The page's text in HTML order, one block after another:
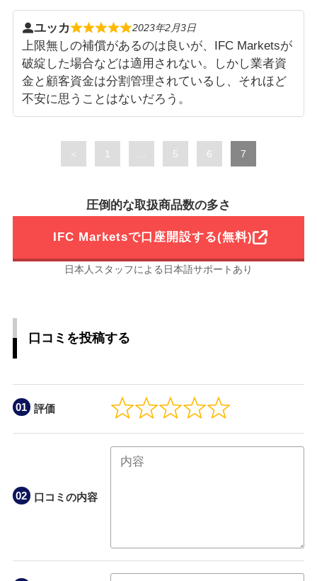
2023年2月3日
上限無しの補償があるのは良いが、IFC Marketsが
破綻した場合などは適用されない。しかし業者資
金と顧客資金は分割管理されているし、それほど
不安に思うことはないだろう。
ユッカ
＜ Page
1 … Page
5 Page
6 Page
7
圧倒的な取扱商品数の多さ
IFC Marketsで口座開設する(無料)
日本人スタッフによる日本語サポートあり
口コミを投稿する
評価
口コミの内容